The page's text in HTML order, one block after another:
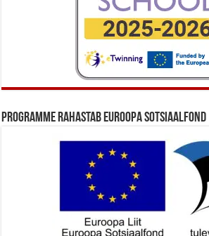
Programme rahastab Euroopa Sotsiaalfond